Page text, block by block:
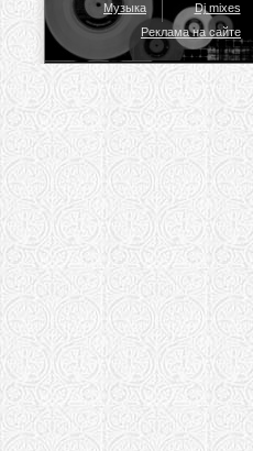
Музыка Dj mixes
Реклама на сайте